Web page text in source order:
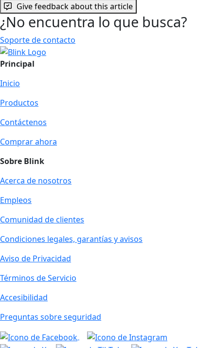
Give feedback about this article
¿No encuentra lo que busca?
Soporte de contacto
Principal
Inicio
Productos
Contáctenos
Comprar ahora
Sobre Blink
Acerca de nosotros
Empleos
Comunidad de clientes
Condiciones legales, garantías y avisos
Aviso de Privacidad
Términos de Servicio
Accesibilidad
Preguntas sobre seguridad